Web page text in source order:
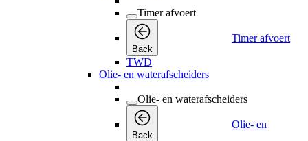
Timer afvoert
Back
Timer afvoert
TWD
Olie- en waterafscheiders
Olie- en waterafscheiders
Back
Olie- en